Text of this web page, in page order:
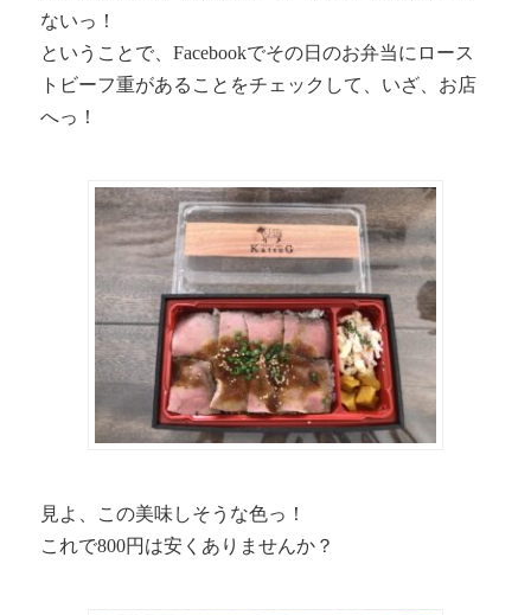
ないっ！
ということで、Facebookでその日のお弁当にロース
トビーフ重があることをチェックして、いざ、お店
へっ！
見よ、この美味しそうな色っ！
これで800円は安くありませんか？